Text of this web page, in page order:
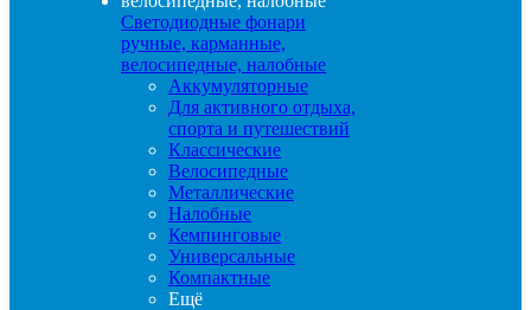
Светодиодные фонари
ручные, карманные,
велосипедные, налобные
Аккумуляторные
Для активного отдыха,
спорта и путешествий
Классические
Велосипедные
Металлические
Налобные
Кемпинговые
Универсальные
Компактные
Ещё